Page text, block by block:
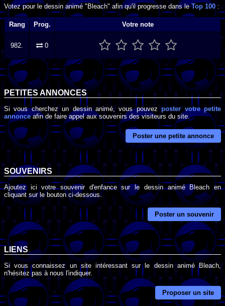
Votez pour le dessin animé "Bleach" afin qu'il progresse dans leTop 100 :
Rang Prog. Votre note
982. 0
PETITES ANNONCES
Si vous cherchez un dessin animé, vous pouvezposter votre petite
annonceafin de faire appel aux souvenirs des visiteurs du site.
Poster une petite annonce
SOUVENIRS
Ajoutez ici votre souvenir d'enfance sur le dessin animé Bleach en
cliquant sur le bouton ci-dessous.
Poster un souvenir
LIENS
Si vous connaissez un site intéressant sur le dessin animé Bleach,
n'hésitez pas à nous l'indiquer.
Proposer un site